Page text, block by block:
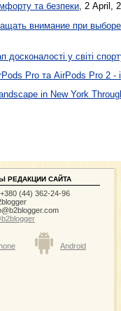
та безпеки, 2 April,
внимание при
досконалості у світі
Pro та AirPods Pro 2 -
in New York
РЕДАКЦИИ САЙТА
(44) 362-24-96
Android